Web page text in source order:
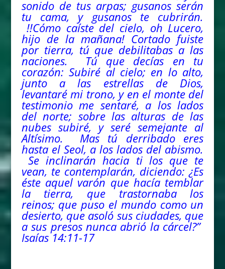
sonido de tus arpas; gusanos serán
tu cama, y gusanos te cubrirán.
!!Cómo caíste del cielo, oh Lucero,
hijo de la mañana! Cortado fuiste
por tierra, tú que debilitabas a las
naciones. Tú que decías en tu
corazón: Subiré al cielo; en lo alto,
junto a las estrellas de Dios,
levantaré mi trono, y en el monte del
testimonio me sentaré, a los lados
del norte; sobre las alturas de las
nubes subiré, y seré semejante al
Altísimo. Mas tú derribado eres
hasta el Seol, a los lados del abismo.
Se inclinarán hacia ti los que te
vean, te contemplarán, diciendo: ¿Es
éste aquel varón que hacía temblar
la tierra, que trastornaba los
reinos; que puso el mundo como un
desierto, que asoló sus ciudades, que
a sus presos nunca abrió la cárcel?”
Isaías 14:11-17